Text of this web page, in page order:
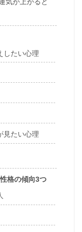
気が上がると
したい心理
見たい心理
格の傾向3つ